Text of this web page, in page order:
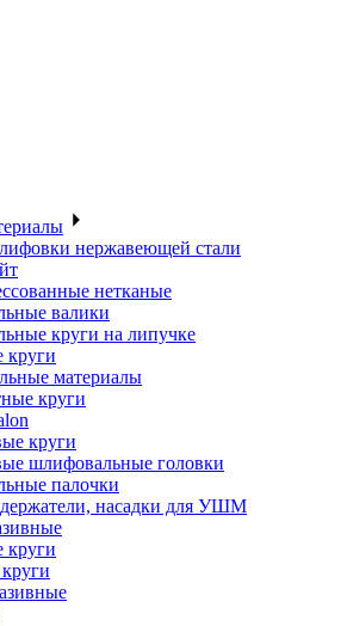
нержавеющей стали
нетканые
валики
круги на липучке
материалы
круги
круги
шлифовальные головки
палочки
насадки для УШМ
круги